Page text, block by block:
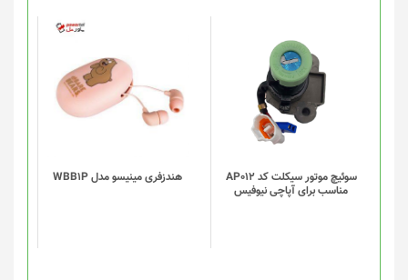
سوئیچ موتور سیکلت کد AP012
مناسب برای آپاچی نیوفیس
هندزفری مینیسو مدل WBB1P